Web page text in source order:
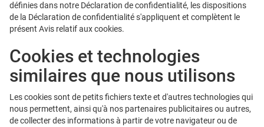
définies dans notre Déclaration de confidentialité, les dispositions
de la Déclaration de confidentialité s'appliquent et complètent le
présent Avis relatif aux cookies.
Cookies et technologies
similaires que nous utilisons
Les cookies sont de petits fichiers texte et d'autres technologies qui
nous permettent, ainsi qu'à nos partenaires publicitaires ou autres,
de collecter des informations à partir de votre navigateur ou de